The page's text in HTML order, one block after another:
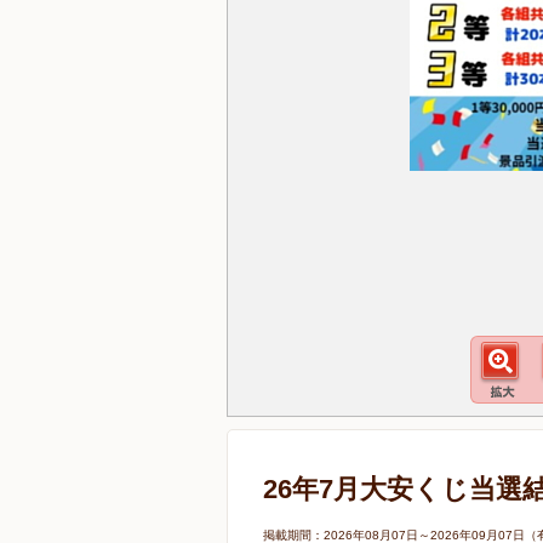
26年7月大安くじ当選
掲載期間：2026年08月07日～2026年09月07日（